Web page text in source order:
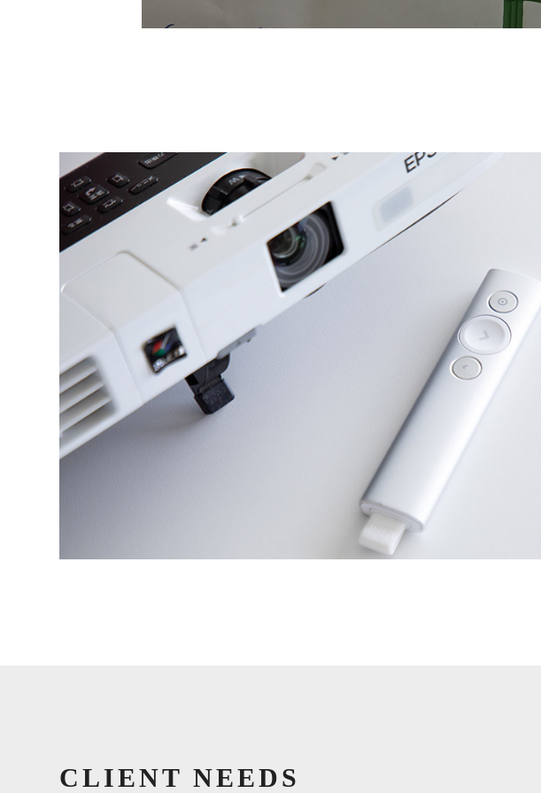
CLIENT NEEDS